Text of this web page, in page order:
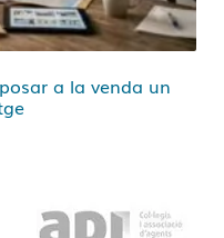
a la venda un